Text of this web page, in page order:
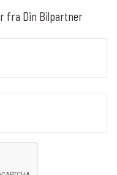
fra Din Bilpartner